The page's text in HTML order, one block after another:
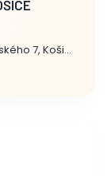
Yama Event Place - Námestie L. Novomeského 7, Košice I